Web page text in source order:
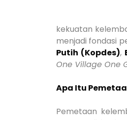
kekuatan
menjadi fondasi
Putih (Kopdes),
One Village One
Apa Itu
Pemetaan